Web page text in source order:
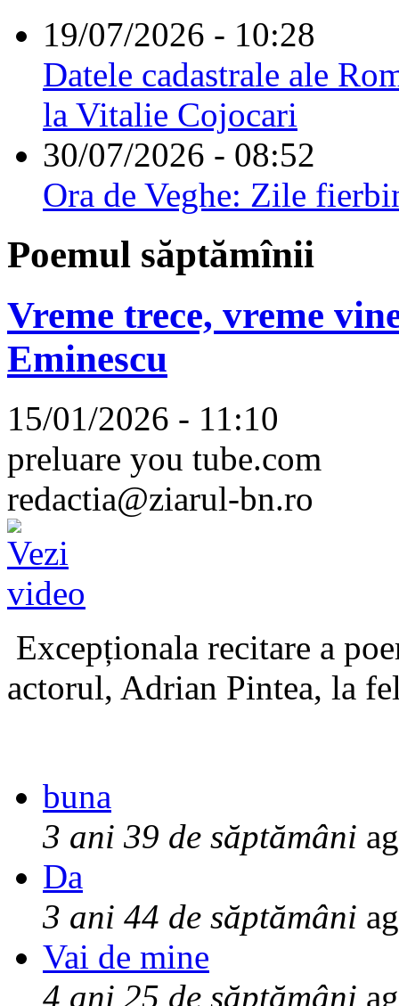
19/07/2026 - 10:28
Datele cadastrale ale
la Vitalie Cojocari
30/07/2026 - 08:52
Ora de Veghe: Zile
Poemul săptămînii
Vreme trece, vreme
Eminescu
15/01/2026 - 11:10
preluare you tube.com
redactia@ziarul-bn.ro
Excepționala recitare a
actorul, Adrian Pintea, la
buna
3 ani 39 de săptămâni
Da
3 ani 44 de săptămâni
Vai de mine
4 ani 25 de săptămâni